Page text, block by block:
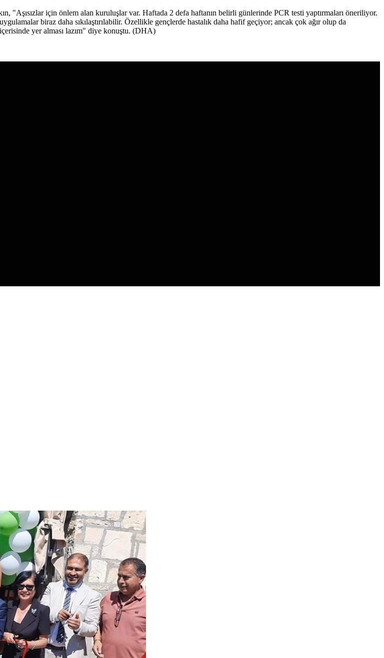
"Aşısızlar için önlem alan kuruluşlar var. Haftada 2 defa haftanın belirli günlerinde PCR testi yaptırmaları öneriliyor.
biraz daha sıkılaştırılabilir. Özellikle gençlerde hastalık daha hafif geçiyor; ancak çok ağır olup da
yer alması lazım" diye konuştu. (DHA)